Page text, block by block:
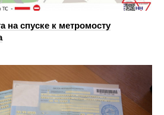
на спуске к метромосту